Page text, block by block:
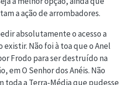
a ação de arrombadores.
absolutamente o acesso a
existir. Não foi à toa que o Anel
Frodo para ser destruído na
em O Senhor dos Anéis. Não
toda a Terra-Média que pudesse